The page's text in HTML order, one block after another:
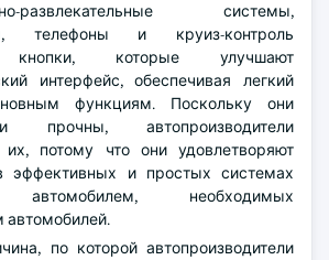
развлекательные системы,
телефоны и круиз-контроль
кнопки, которые улучшают
интерфейс, обеспечивая легкий
функциям. Поскольку они
автопроизводители
их, потому что они удовлетворяют
эффективных и простых системах
автомобилем, необходимых
автомобилей.
по которой автопроизводители